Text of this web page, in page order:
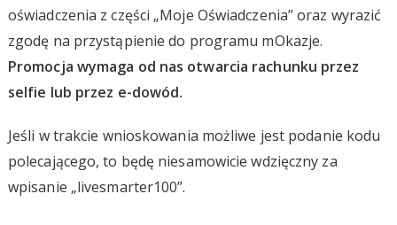
oświadczenia z części „Moje Oświadczenia” oraz wyrazić
zgodę na przystąpienie do programu mOkazje.
Promocja wymaga od nas otwarcia rachunku przez
selfie lub przez e-dowód.
Jeśli w trakcie wnioskowania możliwe jest podanie kodu
polecającego, to będę niesamowicie wdzięczny za
wpisanie „livesmarter100”.